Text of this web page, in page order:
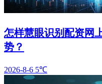
怎样慧眼识别配资网
势？
2026-8-6 5℃